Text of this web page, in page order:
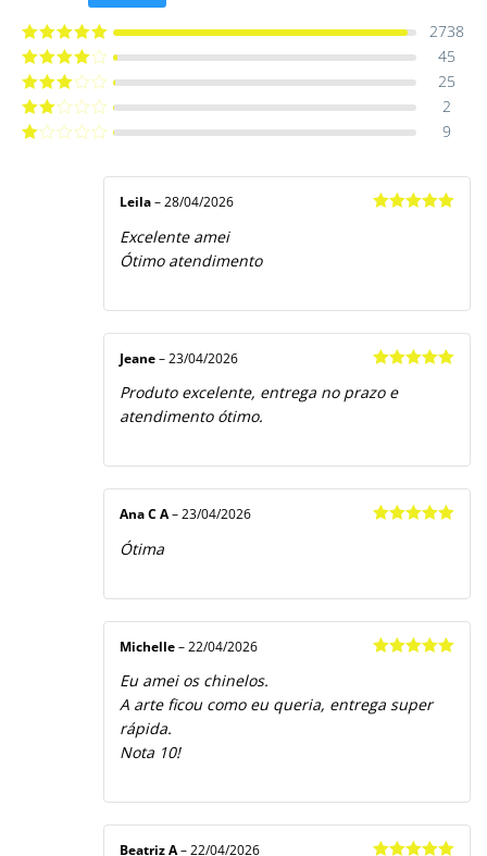
Avaliação5
2738
Avaliação
45
Avaliação
25
Avaliação
2
9
Leila – 28/04/2026
Excelente amei
Ótimo atendimento
de 5
Jeane – 23/04/2026
Produto excelente, entrega no prazo e
atendimento ótimo.
Ana C A– 23/04/2026
Ótima
Michelle – 22/04/2026
Eu amei os chinelos.
A arte ficou como eu queria, entrega super
rápida.
Nota 10!
Beatriz A– 22/04/2026